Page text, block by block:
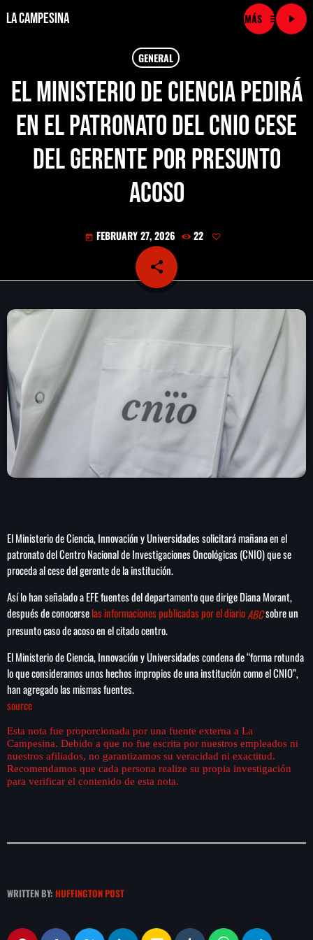
La Campesina menu
play_arrow
play_arrow LA CAMPESINA CADENA
play_arrow LA CAMPESINA 101.9 FM
play_arrow LA CAMPESINA 96.7 FM
LA CAMPESINA 104.5 FM
play_arrow LA CAMPESINA GEORGIA
INICIO
NOTAS
LOCUCIÓN (TALENTO AL AIRE)
RANKING
COMUNÍCATE
HISTORIA
SEARCH
NOTAS
GENERAL
El Ministerio de Ciencia pedirá
en el patronato del CNIO cese
del gerente por presunto
acoso
today FEBRUARY 27, 2026 22
share
email
El Ministerio de Ciencia, Innovación y Universidades solicitará mañana en el
patronato del Centro Nacional de Investigaciones Oncológicas (CNIO) que se
proceda al cese del gerente de la institución.
Así lo han señalado a EFE fuentes del departamento que dirige Diana Morant,
después de conocerselas informaciones publicadas por el diarioABCsobre un
presunto caso de acoso en el citado centro.
El Ministerio de Ciencia, Innovación y Universidades condena de “forma rotunda
lo que consideramos unos hechos impropios de una institución como el CNIO”,
han agregado las mismas fuentes.
source
Esta nota fue proporcionada por una fuente externa a La
Campesina. Debido a que no fue escrita por nuestros empleados ni
nuestros afiliados, no garantizamos su veracidad ni exactitud.
Recomendamos que cada persona realize su propia investigación
para verificar el contenido de esta nota.
WRITTEN BY: HUFFINGTON POST